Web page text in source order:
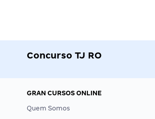
Concurso TJ RO
GRAN CURSOS ONLINE
Quem Somos